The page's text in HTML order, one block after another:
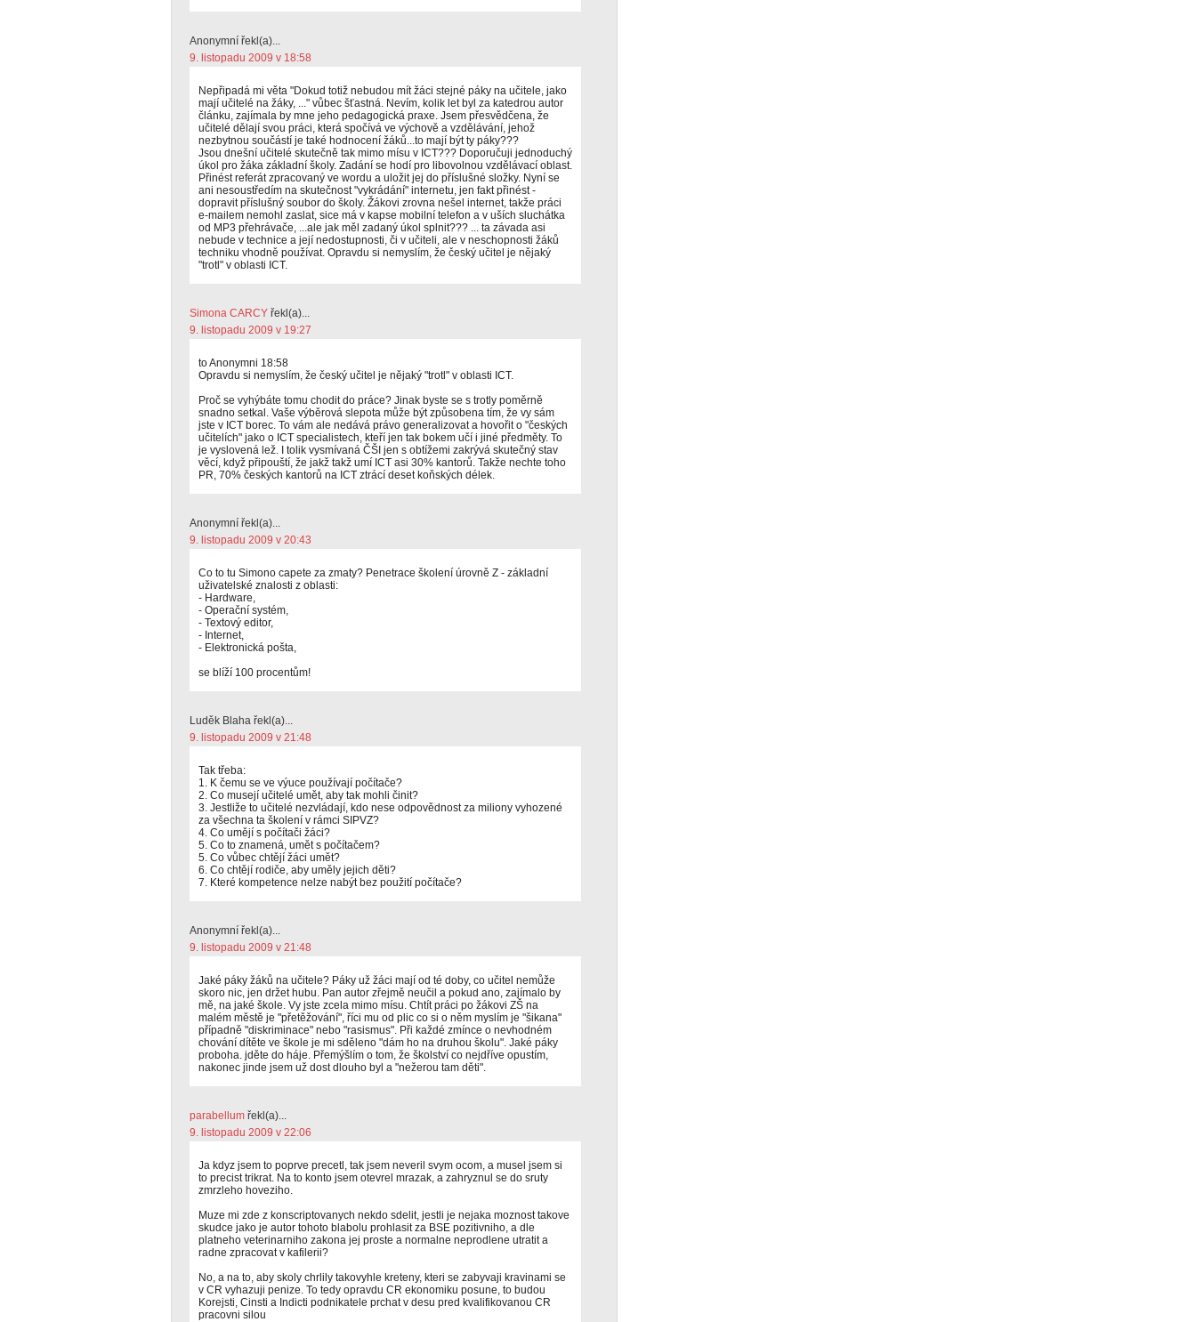
Anonymní řekl(a)...
9. listopadu 2009 v 18:58
Nepřipadá mi věta "Dokud totiž nebudou mít žáci stejné páky na učitele, jako
mají učitelé na žáky, ..." vůbec šťastná. Nevím, kolik let byl za katedrou autor
článku, zajímala by mne jeho pedagogická praxe. Jsem přesvědčena, že
učitelé dělají svou práci, která spočívá ve výchově a vzdělávání, jehož
nezbytnou součástí je také hodnocení žáků...to mají být ty páky???
Jsou dnešní učitelé skutečně tak mimo mísu v ICT??? Doporučuji jednoduchý
úkol pro žáka základní školy. Zadání se hodí pro libovolnou vzdělávací oblast.
Přinést referát zpracovaný ve wordu a uložit jej do příslušné složky. Nyní se
ani nesoustředím na skutečnost "vykrádání" internetu, jen fakt přinést -
dopravit příslušný soubor do školy. Žákovi zrovna nešel internet, takže práci
e-mailem nemohl zaslat, sice má v kapse mobilní telefon a v uších sluchátka
od MP3 přehrávače, ...ale jak měl zadaný úkol splnit??? ... ta závada asi
nebude v technice a její nedostupnosti, či v učiteli, ale v neschopnosti žáků
techniku vhodně používat. Opravdu si nemyslím, že český učitel je nějaký
"trotl" v oblasti ICT.
Simona CARCY řekl(a)...
9. listopadu 2009 v 19:27
to Anonymni 18:58
Opravdu si nemyslím, že český učitel je nějaký "trotl" v oblasti ICT.
Proč se vyhýbáte tomu chodit do práce? Jinak byste se s trotly poměrně
snadno setkal. Vaše výběrová slepota může být způsobena tím, že vy sám
jste v ICT borec. To vám ale nedává právo generalizovat a hovořit o "českých
učitelích" jako o ICT specialistech, kteří jen tak bokem učí i jiné předměty. To
je vyslovená lež. I tolik vysmívaná ČŠI jen s obtížemi zakrývá skutečný stav
věcí, když připouští, že jakž takž umí ICT asi 30% kantorů. Takže nechte toho
PR, 70% českých kantorů na ICT ztrácí deset koňských délek.
Anonymní řekl(a)...
9. listopadu 2009 v 20:43
Co to tu Simono capete za zmaty? Penetrace školení úrovně Z - základní
uživatelské znalosti z oblasti:
- Hardware,
- Operační systém,
- Textový editor,
- Internet,
- Elektronická pošta,
se blíží 100 procentům!
Luděk Blaha řekl(a)...
9. listopadu 2009 v 21:48
Tak třeba:
1. K čemu se ve výuce používají počítače?
2. Co musejí učitelé umět, aby tak mohli činit?
3. Jestliže to učitelé nezvládají, kdo nese odpovědnost za miliony vyhozené
za všechna ta školení v rámci SIPVZ?
4. Co umějí s počítači žáci?
5. Co to znamená, umět s počítačem?
5. Co vůbec chtějí žáci umět?
6. Co chtějí rodiče, aby uměly jejich děti?
7. Které kompetence nelze nabýt bez použití počítače?
Anonymní řekl(a)...
9. listopadu 2009 v 21:48
Jaké páky žáků na učitele? Páky už žáci mají od té doby, co učitel nemůže
skoro nic, jen držet hubu. Pan autor zřejmě neučil a pokud ano, zajímalo by
mě, na jaké škole. Vy jste zcela mimo mísu. Chtít práci po žákovi ZŠ na
malém městě je "přetěžování", říci mu od plic co si o něm myslím je "šikana"
případně "diskriminace" nebo "rasismus". Při každé zmínce o nevhodném
chování dítěte ve škole je mi sděleno "dám ho na druhou školu". Jaké páky
proboha. jděte do háje. Přemýšlím o tom, že školství co nejdříve opustím,
nakonec jinde jsem už dost dlouho byl a "nežerou tam děti".
parabellum řekl(a)...
9. listopadu 2009 v 22:06
Ja kdyz jsem to poprve precetl, tak jsem neveril svym ocom, a musel jsem si
to precist trikrat. Na to konto jsem otevrel mrazak, a zahryznul se do sruty
zmrzleho hoveziho.
Muze mi zde z konscriptovanych nekdo sdelit, jestli je nejaka moznost takove
skudce jako je autor tohoto blabolu prohlasit za BSE pozitivniho, a dle
platneho veterinarniho zakona jej proste a normalne neprodlene utratit a
radne zpracovat v kafilerii?
No, a na to, aby skoly chrlily takovyhle kreteny, kteri se zabyvaji kravinami se
v CR vyhazuji penize. To tedy opravdu CR ekonomiku posune, to budou
Korejsti, Cinsti a Indicti podnikatele prchat v desu pred kvalifikovanou CR
pracovni silou